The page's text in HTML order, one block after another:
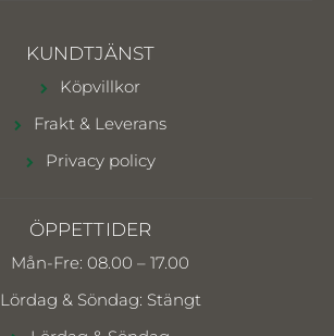
KUNDTJÄNST
Köpvillkor
Frakt & Leverans
Privacy policy
ÖPPETTIDER
Mån-Fre: 08.00 – 17.00
Lördag & Söndag: Stängt